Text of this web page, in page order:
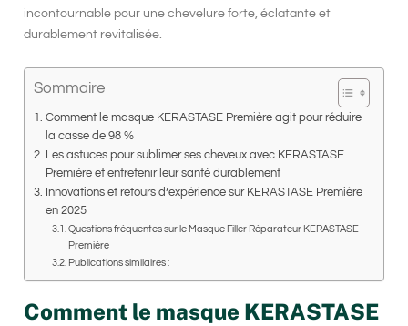
incontournable pour une chevelure forte, éclatante et
durablement revitalisée.
Sommaire
Comment le masque KERASTASE Première agit pour réduire
la casse de 98 %
Les astuces pour sublimer ses cheveux avec KERASTASE
Première et entretenir leur santé durablement
Innovations et retours d’expérience sur KERASTASE Première
en 2025
Questions fréquentes sur le Masque Filler Réparateur KERASTASE
Première
Publications similaires :
Comment le masque KERASTASE